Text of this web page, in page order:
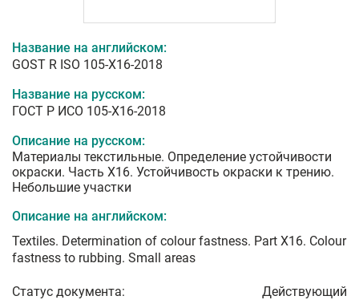
Название на английском:
GOST R ISO 105-X16-2018
Название на русском:
ГОСТ Р ИСО 105-X16-2018
Описание на русском:
Материалы текстильные. Определение устойчивости
окраски. Часть Х16. Устойчивость окраски к трению.
Небольшие участки
Описание на английском:
Textiles. Determination of colour fastness. Part Х16. Colour
fastness to rubbing. Small areas
Статус документа: Действующий